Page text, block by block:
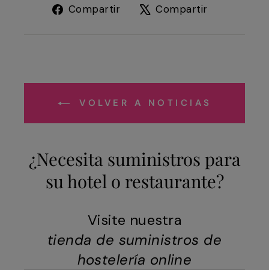
Compartir
Compartir
Compartir
VOLVER A NOTICIAS
¿Necesita suministros para
su hotel o restaurante?
Visite nuestra
tienda de suministros de
hostelería online